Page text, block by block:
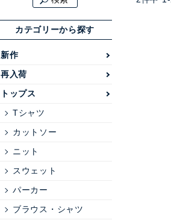
カテゴリーから探す
新作
再入荷
トップス
Tシャツ
カットソー
ニット
スウェット
パーカー
ブラウス・シャツ